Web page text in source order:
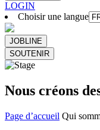
LOGIN
Choisir une langue
JOBLINE
SOUTENIR
Nous créons
Page d’accueil Qui